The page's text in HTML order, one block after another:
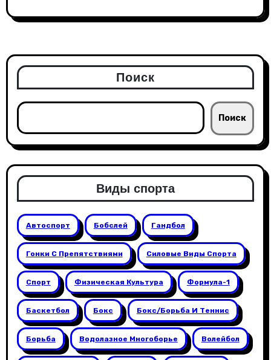
Поиск
Поиск
Виды спорта
Автоспорт Бобслей Гандбол
Гонки С Препятствиями Силовые Виды Спорта
Спорт Физическая Культура Формула-1
Баскетбол Бокс Бокс/борьба И Теннис
Борьба Водолазное Многоборье Волейбол